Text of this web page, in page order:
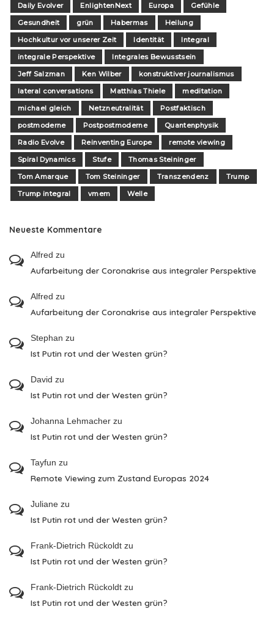
Daily Evolver
EnlightenNext Europa
Gefühle
Gesundheit
grün Habermas
Heilung
Hochkultur vor unserer Zeit
Identität
Integral
integrale Perspektive
Integrales Bewusstsein
Jeff Salzman
Ken Wilber
konstruktiver journalismus
lateral conversations
Matthias Thiele
meditation
michael gleich
Netzneutralität
Postfaktisch
postmoderne
Postpostmoderne
Quantenphysik
Radio Evolve
Reinventing Europe
remote viewing
Spiral Dynamics
Stufe
Thomas Steininger
Tom Amarque
Tom Steininger Transzendenz
Trump
Trump integral
vmem Welle
Neueste Kommentare
Alfred zu
Aufarbeitung der Coronakrise aus integraler Perspektive
Alfred zu
Aufarbeitung der Coronakrise aus integraler Perspektive
Stephan zu
Ist Putin rot und der Westen grün?
David zu
Ist Putin rot und der Westen grün?
Johanna Lehmacher zu
Ist Putin rot und der Westen grün?
Tayfun zu
Remote Viewing zum Zustand Europas 2024
Juliane zu
Ist Putin rot und der Westen grün?
Frank-Dietrich Rückoldt zu
Ist Putin rot und der Westen grün?
Frank-Dietrich Rückoldt zu
Ist Putin rot und der Westen grün?